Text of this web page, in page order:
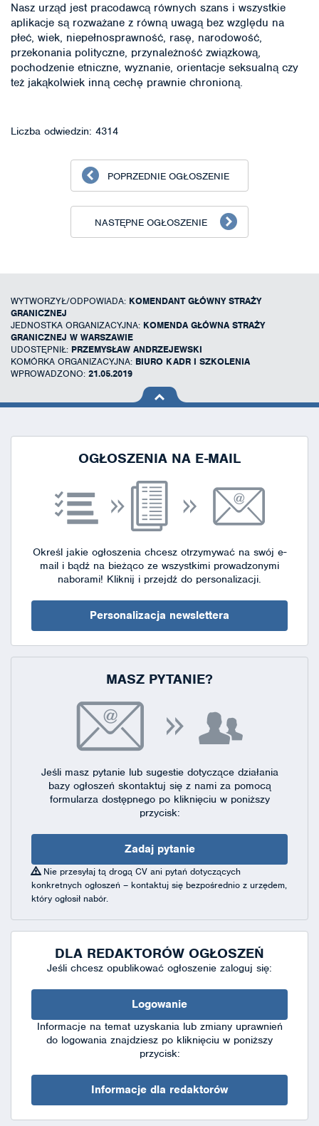
Nasz urząd jest pracodawcą równych szans i wszystkie
aplikacje są rozważane z równą uwagą bez względu na
płeć, wiek, niepełnosprawność, rasę, narodowość,
przekonania polityczne, przynależność związkową,
pochodzenie etniczne, wyznanie, orientacje seksualną czy
też jakąkolwiek inną cechę prawnie chronioną.
Liczba odwiedzin: 4314
POPRZEDNIE OGŁOSZENIE
NASTĘPNE OGŁOSZENIE
WYTWORZYŁ/ODPOWIADA: KOMENDANT GŁÓWNY STRAŻY
GRANICZNEJ
JEDNOSTKA ORGANIZACYJNA: KOMENDA GŁÓWNA STRAŻY
GRANICZNEJ W WARSZAWIE
UDOSTĘPNIŁ: PRZEMYSŁAW ANDRZEJEWSKI
KOMÓRKA ORGANIZACYJNA: BIURO KADR I SZKOLENIA
WPROWADZONO: 21.05.2019
na górę
OGŁOSZENIA NA E-MAIL
Określ jakie ogłoszenia chcesz otrzymywać na swój e-
mail i bądź na bieżąco ze wszystkimi prowadzonymi
naborami! Kliknij i przejdź do personalizacji.
Personalizacja newslettera
MASZ PYTANIE?
Jeśli masz pytanie lub sugestie dotyczące działania
bazy ogłoszeń skontaktuj się z nami za pomocą
formularza dostępnegopo kliknięciu w poniższy
przycisk:
Zadaj pytanie
Nie przesyłaj tą drogą CV ani pytań dotyczących
konkretnych ogłoszeń – kontaktuj się bezpośrednio z urzędem,
który ogłosił nabór.
DLA REDAKTORÓW OGŁOSZEŃ
Jeśli chcesz opublikować ogłoszenie zaloguj się:
Logowanie
Informacje na temat uzyskania lub zmiany uprawnień
do logowania znajdziesz po kliknięciu w poniższy
przycisk:
Informacje dla redaktorów